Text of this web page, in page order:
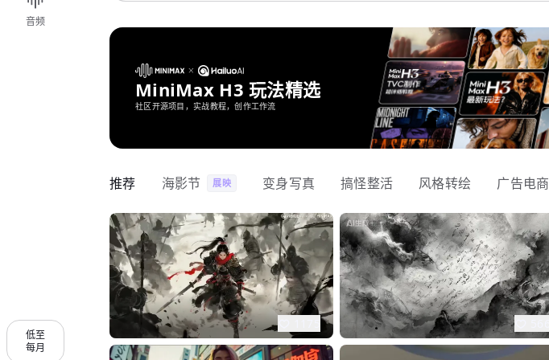
音频
低至
每月
MiniMax H3 玩法精选
社区开源项目，实战教程，创作工作流
推荐 海影节 展映 变身写真 搞怪整活 风格转绘 广告电商